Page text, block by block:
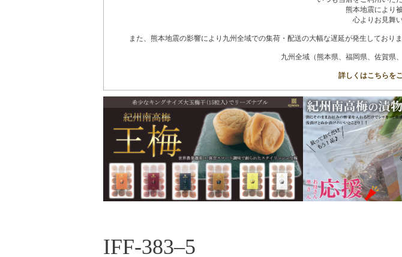
熊本地震により
心よりお見舞
また、熊本地震の影響により九州全域での集荷・配送の大幅な遅延が発生しており
九州全域（熊本県、福岡県、佐賀県
詳しくはこちらを
IFF-383–5